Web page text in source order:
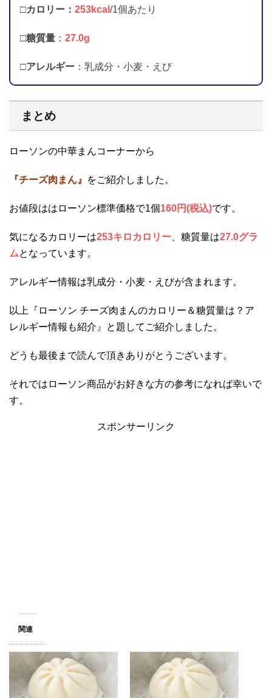
□カロリー： 253kcal /1個あたり
□糖質量 ： 27.0g
□アレルギー ：乳成分・小麦・えび
まとめ
ローソンの中華まんコーナーから
『チーズ肉まん』 をご紹介しました。
お値段ははローソン標準価格で1個160円(税込)です。
気になるカロリーは253キロカロリー 、糖質量は27.0グラ
ムとなっています。
アレルギー情報は乳成分・小麦・えびが含まれます。
以上『ローソン チーズ肉まんのカロリー＆糖質量は？ア
レルギー情報も紹介』と題してご紹介しました。
どうも最後まで読んで頂きありがとうございます。
それではローソン商品がお好きな方の参考になれば幸いで
す。
スポンサーリンク
関連